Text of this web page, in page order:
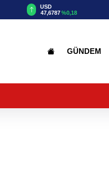
USD
47,6787%0,18
GÜNDEM